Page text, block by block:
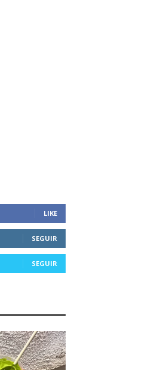
LIKE
SEGUIR
SEGUIR